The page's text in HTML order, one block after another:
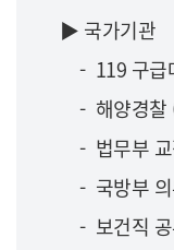
▶ 국가기관
- 119 구급
- 해양경찰
- 법무부 교
- 국방부 의
- 보건직